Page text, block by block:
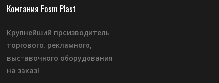
Компания Posm Plast
Крупнейший производитель
торгового, рекламного,
выставочного оборудования
на заказ!